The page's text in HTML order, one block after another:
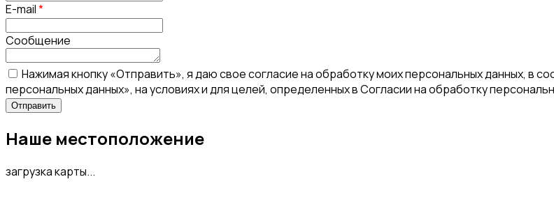
E-mail*
Сообщение
Нажимая кнопку «Отправить», я даю свое согласие на обработку моих персональных данных, в
персональных данных», на условиях и для целей, определенных в Согласии на обработку
Наше местоположение
загрузка карты...